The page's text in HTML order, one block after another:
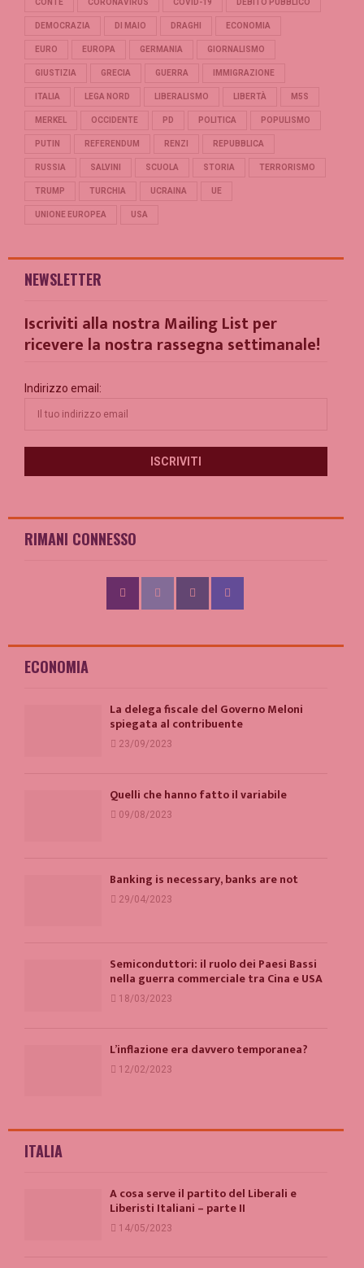
CONTE CORONAVIRUS COVID-19 DEBITO PUBBLICO
DEMOCRAZIA DI MAIO DRAGHI ECONOMIA
EURO EUROPA GERMANIA GIORNALISMO
GIUSTIZIA GRECIA GUERRA IMMIGRAZIONE
ITALIA LEGA NORD LIBERALISMO LIBERTÀ M5S
MERKEL OCCIDENTE PD POLITICA POPULISMO
PUTIN REFERENDUM RENZI REPUBBLICA
RUSSIA SALVINI SCUOLA STORIA TERRORISMO
TRUMP TURCHIA UCRAINA UE
UNIONE EUROPEA USA
NEWSLETTER
Iscriviti alla nostra Mailing List per
ricevere la nostra rassegna settimanale!
Indirizzo email:
RIMANI CONNESSO
ECONOMIA
La delega fiscale del Governo Meloni
spiegata al contribuente
23/09/2023
Quelli che hanno fatto il variabile
09/08/2023
Banking is necessary, banks are not
29/04/2023
Semiconduttori: il ruolo dei Paesi Bassi
nella guerra commerciale tra Cina e USA
18/03/2023
L’inflazione era davvero temporanea?
12/02/2023
ITALIA
A cosa serve il partito del Liberali e
Liberisti Italiani – parte II
14/05/2023